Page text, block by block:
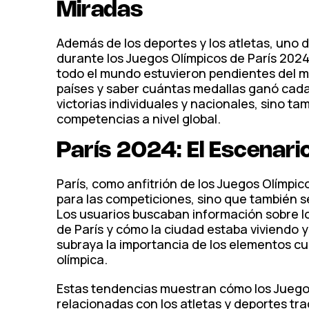
Miradas
Además de los deportes y los atletas, uno
durante los Juegos Olímpicos de París
todo el mundo estuvieron pendientes del
países y saber cuántas medallas ganó
victorias individuales y nacionales, sino
competencias a nivel global.
París 2024: El
París, como anfitrión de los Juegos
para las competiciones, sino que también
Los usuarios buscaban información sobre
de París y cómo la ciudad estaba viviendo
subraya la importancia de los elementos
olímpica.
Estas tendencias muestran cómo los
relacionadas con los atletas y deportes